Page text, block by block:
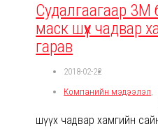
Судалгаагаар 3М
маск шүүх чадвар
гарав
2018-02-22
Компанийн мэдээлэл,
шүүх чадвар хамгийн